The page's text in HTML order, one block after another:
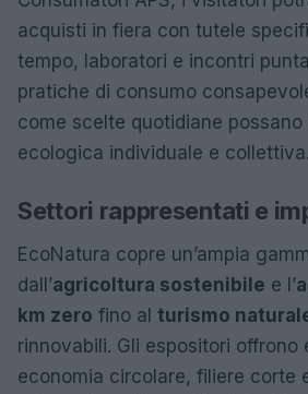
acquisti in fiera con tutele
tempo, laboratori e incontri
pratiche di consumo
come scelte quotidiane possano
ecologica individuale e collettiva.
Settori rappresentati e
EcoNatura copre un’ampia
dall’agricoltura sostenibile e l’
km zero fino al turismo
rinnovabili. Gli espositori offrono
economia circolare, filiere corte